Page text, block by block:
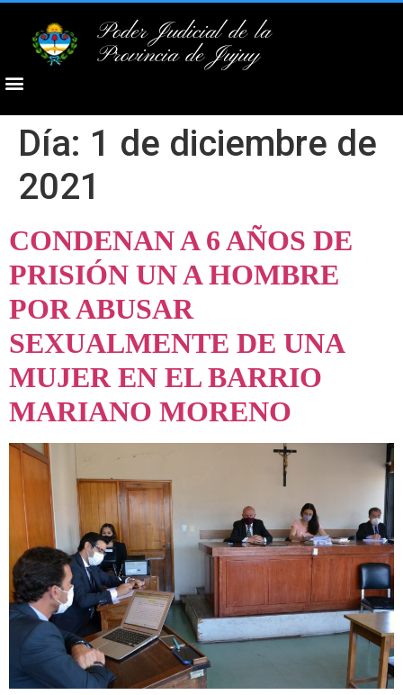
Poder Judicial de la
Provincia de Jujuy
Día: 1 de diciembre de
2021
CONDENAN A 6 AÑOS DE
PRISIÓN UN A HOMBRE
POR ABUSAR
SEXUALMENTE DE UNA
MUJER EN EL BARRIO
MARIANO MORENO